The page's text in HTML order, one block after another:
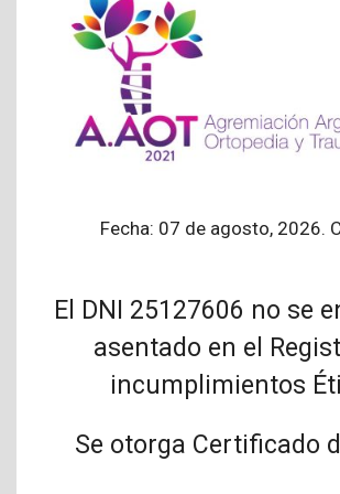
Fecha: 07 de agosto, 2026.
El DNI 25127606 no se
asentado en el
incumplimientos
Se otorga Certificado